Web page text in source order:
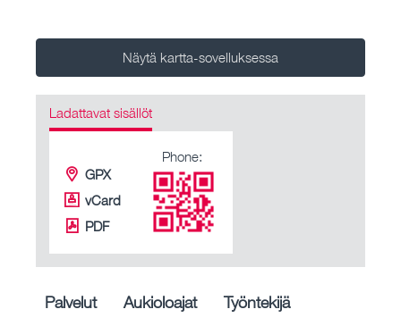
Näytä kartta-sovelluksessa
Ladattavat sisällöt
GPX
vCard
PDF
Phone:
Palvelut Aukioloajat Työntekijä